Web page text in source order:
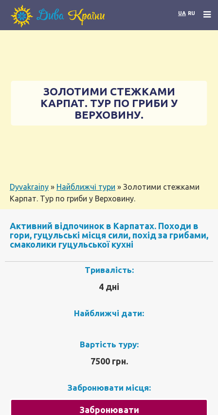
UA RU
ЗОЛОТИМИ СТЕЖКАМИ
КАРПАТ. ТУР ПО ГРИБИ У
ВЕРХОВИНУ.
Dyvakrainy » Найближчі тури » Золотими стежками
Карпат. Тур по гриби у Верховину.
Активний відпочинок в Карпатах. Походи в
гори, гуцульські місця сили, похід за грибами,
смаколики гуцульської кухні
Тривалість:
4 дні
Найближчі дати:
Вартість туру:
7500 грн.
Забронювати місця:
Забронювати